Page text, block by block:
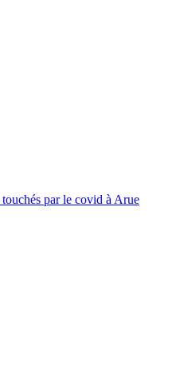
par le covid à Arue